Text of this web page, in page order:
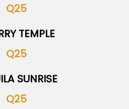
Q25
TEMPLE
Q25
SUNRISE
Q25